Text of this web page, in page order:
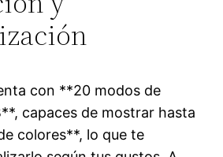
con **20 modos de
capaces de mostrar hasta
colores**, lo que te